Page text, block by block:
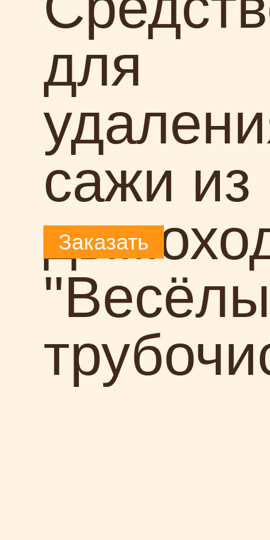
для
сажи из
Заказать